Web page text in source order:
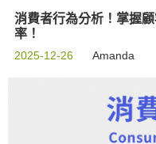
消費者行為分析！掌握
率！
2025-12-26 Amanda